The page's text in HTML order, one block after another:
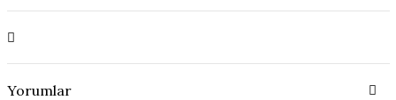
Yorumlar